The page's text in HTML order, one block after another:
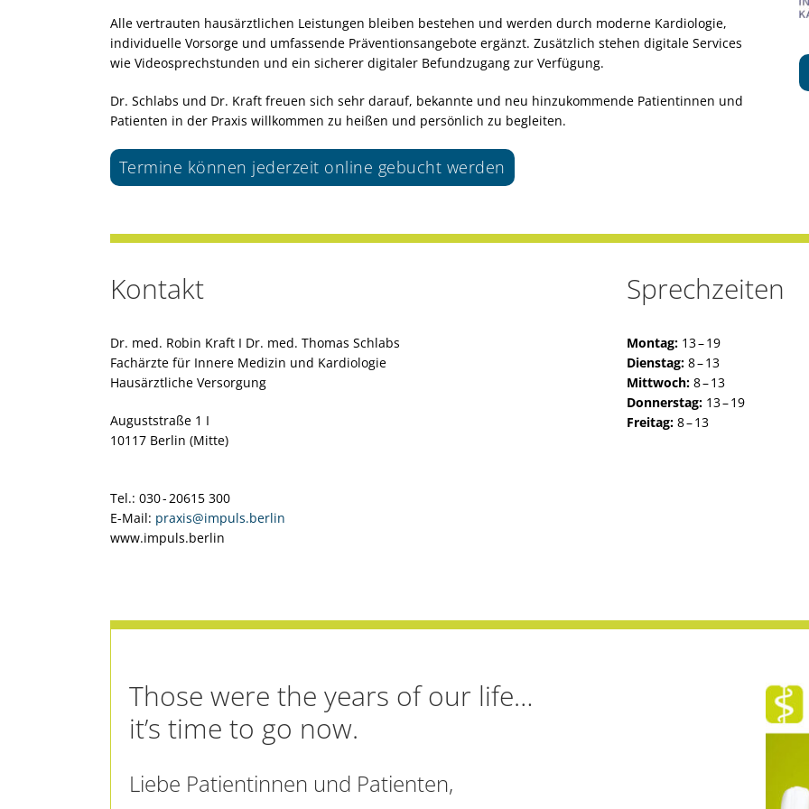
Alle vertrauten hausärztlichen Leistungen bleiben bestehen und werden durch moderne Kardiologie,
individuelle Vorsorge und umfassende Präventionsangebote ergänzt. Zusätzlich stehen digitale Services
wie Videosprechstunden und ein sicherer digitaler Befundzugang zur Verfügung.
Dr. Schlabs und Dr. Kraft freuen sich sehr darauf, bekannte und neu hinzukommende Patientinnen und
Patienten in der Praxis willkommen zu heißen und persönlich zu begleiten.
Termine können jederzeit online gebucht werden
Kontakt
Dr. med. Robin Kraft I Dr. med. Thomas Schlabs
Fachärzte für Innere Medizin und Kardiologie
Hausärztliche Versorgung
Auguststraße 1 I
10117 Berlin (Mitte)
Tel.: 030 - 20615 300
E-Mail: praxis@impuls.berlin
www.impuls.berlin
Sprechzeiten
Montag:13 – 19
Dienstag: 8 – 13
Mittwoch:8 – 13
Donnerstag: 13 – 19
Freitag: 8 – 13
Those were the years of our life…
it’s time to go now.
Liebe Patientinnen und Patienten,